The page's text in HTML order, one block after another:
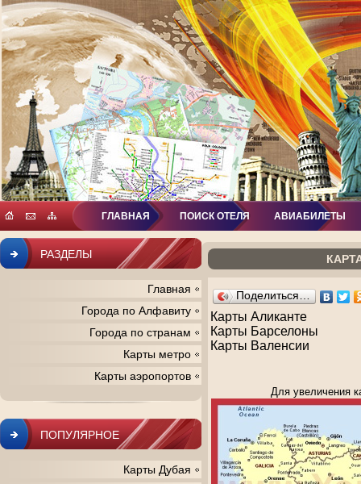
Поделиться…
Карты Аликанте
Карты Барселоны
Карты Валенсии
Для увеличения
РАЗДЕЛЫ
Главная
Города по Алфавиту
Города по странам
Карты метро
Карты аэропортов
ПОПУЛЯРНОЕ
Карты Дубая
ГЛАВНАЯ ПОИСК ОТЕЛЯ АВИАБИЛЕТЫ